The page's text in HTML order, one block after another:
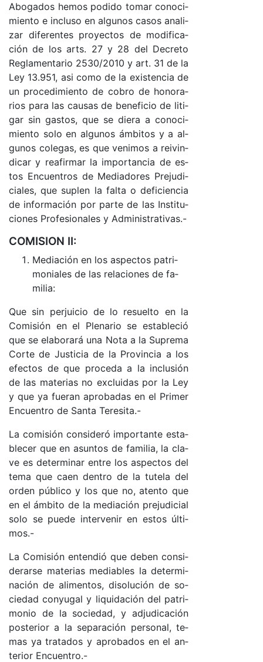
Abo­ga­dos he­mos po­di­do to­mar co­no­ci­
mien­to e in­clu­so en al­gu­nos ca­sos ana­li­
zar di­fe­ren­tes pro­yec­tos de mo­di­fi­ca­
ción de los ar­ts. 27 y 28 del De­cre­to
Re­gla­men­ta­rio 2530/2010 y ar­t. 31 de la
Ley 13.951, asi co­mo de la exis­ten­cia de
un pro­ce­di­mien­to de co­bro de ho­no­ra­
rios pa­ra las cau­sas de be­ne­fi­cio de li­ti­
gar sin gas­to­s, que se die­ra a co­no­ci­
mien­to so­lo en al­gu­nos ám­bi­tos y a al­
gu­nos co­le­ga­s, es que ve­ni­mos a rei­vin­
di­car y rea­fir­mar la im­por­tan­cia de es­
tos En­cuen­tros de Me­dia­do­res Pre­ju­di­
cia­le­s, que su­plen la fal­ta o de­fi­cien­cia
de in­for­ma­ción por par­te de las Ins­ti­tu­
cio­nes Pro­fe­sio­na­les y Ad­mi­nis­tra­ti­va­s.-
COMISION II:
Me­dia­ción en los as­pec­tos pa­tri­
mo­nia­les de las re­la­cio­nes de fa­
mi­lia:
Que sin per­jui­cio de lo re­suel­to en la
Co­mi­sión en el Ple­na­rio se es­ta­ble­ció
que se ela­bo­ra­rá una No­ta a la Su­pre­ma
Cor­te de Jus­ti­cia de la Pro­vin­cia a los
efec­tos de que pro­ce­da a la in­clu­sión
de las ma­te­rias no ex­clui­das por la Ley
y que ya fue­ran apro­ba­das en el Pri­mer
En­cuen­tro de San­ta Te­re­si­ta.-
La co­mi­sión con­si­de­ró im­por­tan­te es­ta­
ble­cer que en asun­tos de fa­mi­lia, la cla­
ve es de­ter­mi­nar en­tre los as­pec­tos del
te­ma que caen den­tro de la tu­te­la del
or­den pú­bli­co y los que no, aten­to que
en el ám­bi­to de la me­dia­ción pre­ju­di­cial
so­lo se pue­de in­ter­ve­nir en es­tos úl­ti­
mo­s.-
La Co­mi­sión en­ten­dió que de­ben con­si­
de­rar­se ma­te­rias me­dia­bles la de­ter­mi­
na­ción de ali­men­to­s, di­so­lu­ción de so­
cie­dad con­yu­gal y li­qui­da­ción del pa­tri­
mo­nio de la so­cie­da­d, y ad­ju­di­ca­ción
pos­te­rior a la se­pa­ra­ción per­so­na­l, te­
mas ya tra­ta­dos y apro­ba­dos en el an­
te­rior En­cuen­tro­.-